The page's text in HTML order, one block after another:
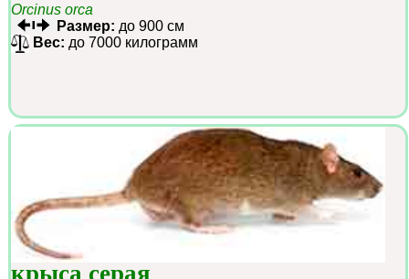
Orcinus orca
Размер: до 900 см
Вес: до 7000 килограмм
крыса серая